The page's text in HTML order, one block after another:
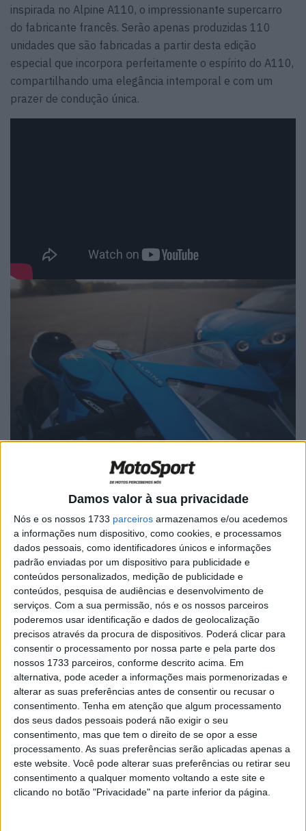
Damos valor à sua privacidade
Nós e os nossos 1733 parceiros armazenamos e/ou acedemos
a informações num dispositivo, como cookies, e processamos
dados pessoais, como identificadores únicos e informações
padrão enviadas por um dispositivo para publicidade e
conteúdos personalizados, medição de publicidade e
conteúdos, pesquisa de audiências e desenvolvimento de
serviços. Com a sua permissão, nós e os nossos parceiros
poderemos usar identificação e dados de geolocalização
precisos através da procura de dispositivos. Poderá clicar para
consentir o processamento por nossa parte e pela parte dos
nossos 1733 parceiros, conforme descrito acima. Em
alternativa, pode aceder a informações mais pormenorizadas e
alterar as suas preferências antes de consentir ou recusar o
consentimento. Tenha em atenção que algum processamento
dos seus dados pessoais poderá não exigir o seu
consentimento, mas que tem o direito de se opor a esse
processamento. As suas preferências serão aplicadas apenas a
este website. Você pode alterar suas preferências ou retirar seu
consentimento a qualquer momento voltando a este site e
clicando no botão "Privacidade" na parte inferior da página.
inspirada no Alpine A110, o impressionante supercarro
do fabricante francês. Serão apenas produzidas 110
unidades que são fabricadas a partir desta edição
especial que incorpora perfeitamente o espírito do A110,
compartilhando uma elegância intemporal e com um
prazer de condução única.
A colaboração entre as duas marcas é muito natural
dada a vocação histórica pela competição e paixão pela
engenharia das duas empresas que criam emoções
únicas entre os seus clientes. Desta vez, a honra cabe à
MV Agusta Superveloce 800 Alpine, equipada com o
mesmo motor tricilindrico de 798cc, com 147 cv de
potência às 13.000 rpm e que a catapulta a uma
velocidade máxima acima dos 240 km/h.
Artigos relacionados
Tampas GB Racing para a Ducati Panigale V4
3 milhões de motos vendidas na Europa em
2024!
27 FEVEREIRO, 2025